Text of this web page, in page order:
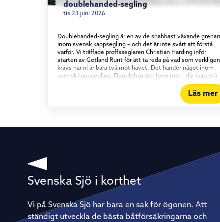
doublehanded-segling
tis 23 juni 2026
Doublehanded-segling är en av de snabbast växande
inom svensk kappsegling – och det är inte svårt att förstå
varför. Vi träffade proffsseglaren Christian Harding inför
starten av Gotland Runt för att ta reda på vad som verkligen
krävs när ni är bara två mot havet. Det händer något inom
svensk kappsegling. Doublehanded-formatet – där bara två
personer bemannar båten – har vuxit stadigt under det
senaste och ett halvt decenniet, och intresset visar inga
tecken på att mattas av. Vi tog en tur med proffsseglaren
utan att varje enskild besättningsmedlem behöver göra
något. Doublehanded är raka motsatsen. – Det är aldrig
vila – det är det som är så kul, säger han. Det innebär förstås
också att förberedelserna väger tyngre. Allt ombord måste
vara genomtänkt, från rigg och segeltrim till rutiner för att
och sova. Vila är också en taktik På ett lopp av Gotland Runts
kaliber – flera hundra nautiska mil runt en hel ö – räcker det
inte att bara vara duktig på att segla. Återhämtning blir lika
strategisk som vindtaktik. – Vi kör ett rullande schema med
Läs mer
Svenska Sjö i korthet
Vi på Svenska Sjö har bara en sak för ögonen. Att
ständigt utveckla de bästa båtförsäkringarna och